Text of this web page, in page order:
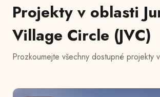
Projekty v oblasti
Village Circle (JVC)
Prozkoumejte všechny dostupné projekty